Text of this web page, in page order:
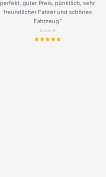
perfekt, guter Preis, pünktlich, sehr
freundlicher Fahrer und schönes
Fahrzeug.”
Justin B.